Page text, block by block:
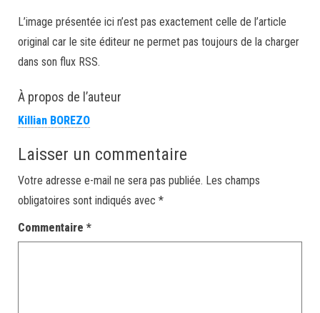
L’image présentée ici n’est pas exactement celle de l’article
original car le site éditeur ne permet pas toujours de la charger
dans son flux RSS.
À propos de l’auteur
Killian BOREZO
Laisser un commentaire
Votre adresse e-mail ne sera pas publiée. Les champs
obligatoires sont indiqués avec *
Commentaire *